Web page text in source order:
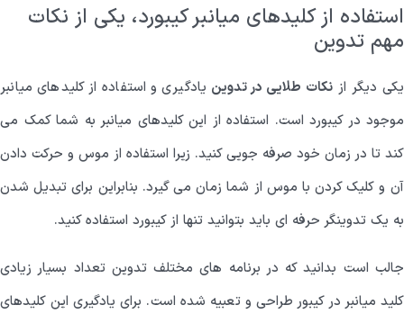
استفاده از کلیدهای میانبر کیبورد، یکی از نکات
مهم تدوین
یکی دیگر ازنکات طلایی در تدوین یادگیری و استفاده از کلیدهای میانبر
موجود در کیبورد است. استفاده از این کلیدهای میانبر به شما کمک می
کند تا در زمان خود صرفه جویی کنید. زیرا استفاده از موس و حرکت دادن
آن و کلیک کردن با موس از شما زمان می گیرد. بنابراین برای تبدیل شدن
به یک تدوینگر حرفه ای باید بتوانید تنها از کیبورد استفاده کنید.
جالب است بدانید که در برنامه های مختلف تدوین تعداد بسیار زیادی
کلید میانبر در کیبور طراحی و تعبیه شده است. برای یادگیری این کلیدهای